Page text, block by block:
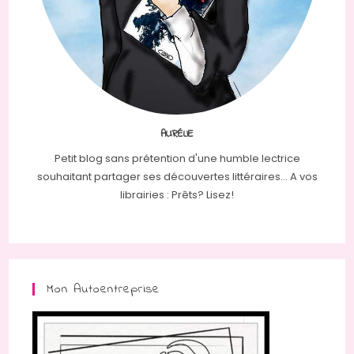
AURÉLIE
Petit blog sans prétention d'une humble lectrice
souhaitant partager ses découvertes littéraires... A vos
librairies : Prêts? Lisez!
Mon Autoentreprise